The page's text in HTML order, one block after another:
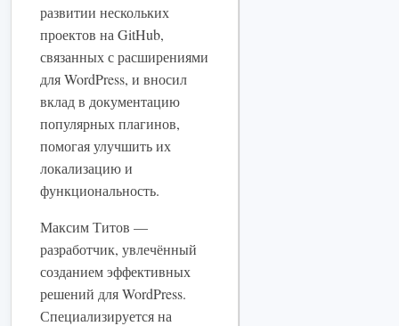
развитии нескольких
проектов на GitHub,
связанных с расширениями
для WordPress, и вносил
вклад в документацию
популярных плагинов,
помогая улучшить их
локализацию и
функциональность.
Максим Титов —
разработчик, увлечённый
созданием эффективных
решений для WordPress.
Специализируется на